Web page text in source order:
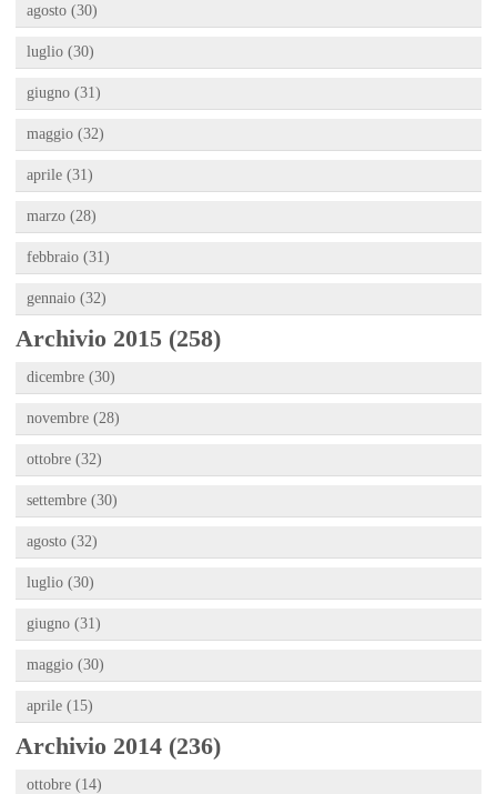
agosto (30)
luglio (30)
giugno (31)
maggio (32)
aprile (31)
marzo (28)
febbraio (31)
gennaio (32)
Archivio 2015 (258)
dicembre (30)
novembre (28)
ottobre (32)
settembre (30)
agosto (32)
luglio (30)
giugno (31)
maggio (30)
aprile (15)
Archivio 2014 (236)
ottobre (14)